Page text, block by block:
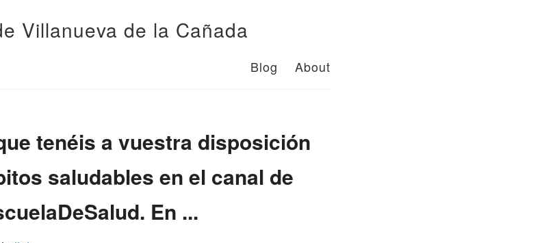
Villanueva de la Cañada
Blog About
tenéis a vuestra disposición
saludables en el canal de
En ...